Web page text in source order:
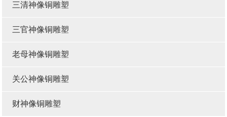
三清神像铜雕塑
三官神像铜雕塑
老母神像铜雕塑
关公神像铜雕塑
财神像铜雕塑